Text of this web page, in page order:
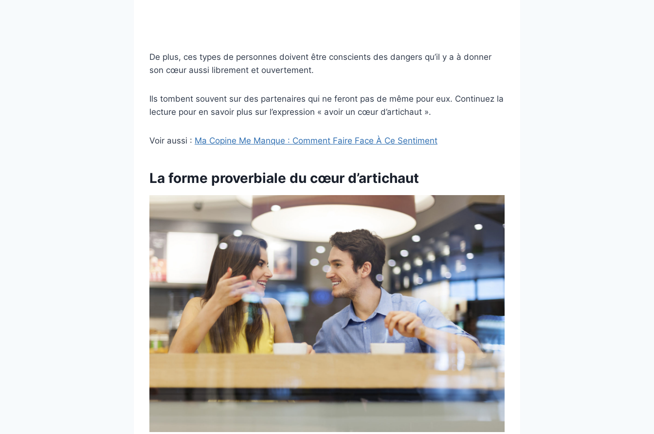
De plus, ces types de personnes doivent être conscients des dangers qu’il y a à donner
son cœur aussi librement et ouvertement.
Ils tombent souvent sur des partenaires qui ne feront pas de même pour eux. Continuez la
lecture pour en savoir plus sur l’expression « avoir un cœur d’artichaut ».
Voir aussi : Ma Copine Me Manque : Comment Faire Face À Ce Sentiment
La forme proverbiale du cœur d’artichaut